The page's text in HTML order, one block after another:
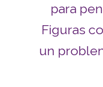
para
Figuras
un